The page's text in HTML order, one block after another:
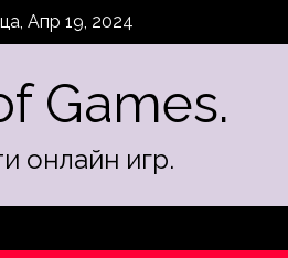
Апр 19, 2024
Games.
онлайн игр.